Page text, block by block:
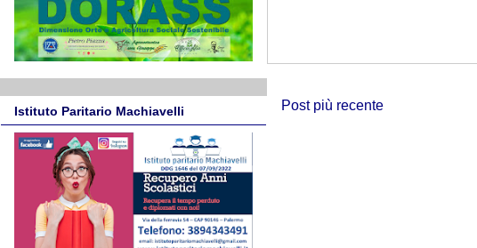
Post più recente
Istituto Paritario Machiavelli